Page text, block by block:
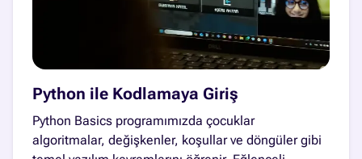
Python ile Kodlamaya Giriş
Python Basics programımızda çocuklar
algoritmalar, değişkenler, koşullar ve döngüler gibi